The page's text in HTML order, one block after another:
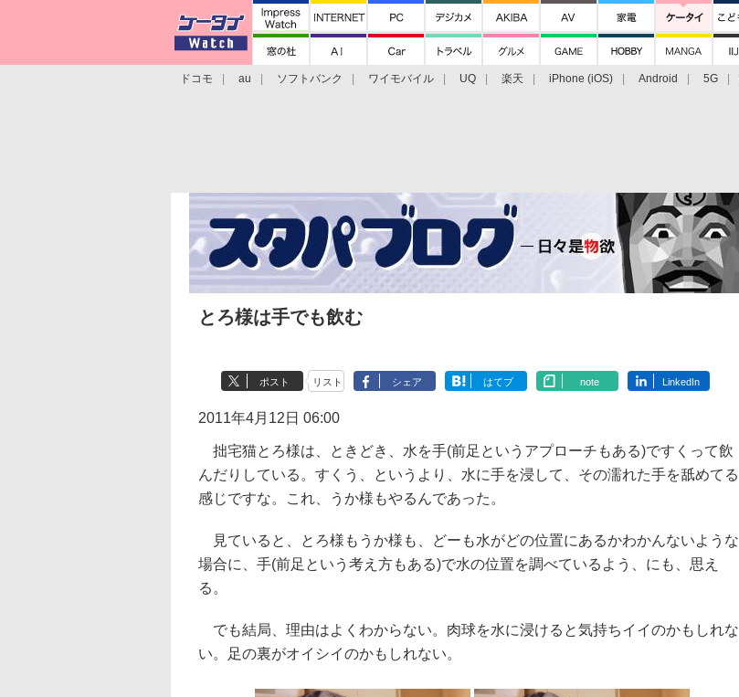
ドコモ au ソフトバンク ワイモバイル UQ 楽天 iPhone (iOS) Android 5G
とろ様は手でも飲む
ポスト リスト シェア はてブ note LinkedIn
2011年4月12日 06:00
拙宅猫とろ様は、ときどき、水を手(前足というアプローチもある)ですくって飲
んだりしている。すくう、というより、水に手を浸して、その濡れた手を舐めてる
感じですな。これ、うか様もやるんであった。
見ていると、とろ様もうか様も、どーも水がどの位置にあるかわかんないような
場合に、手(前足という考え方もある)で水の位置を調べているよう、にも、思え
る。
でも結局、理由はよくわからない。肉球を水に浸けると気持ちイイのかもしれな
い。足の裏がオイシイのかもしれない。